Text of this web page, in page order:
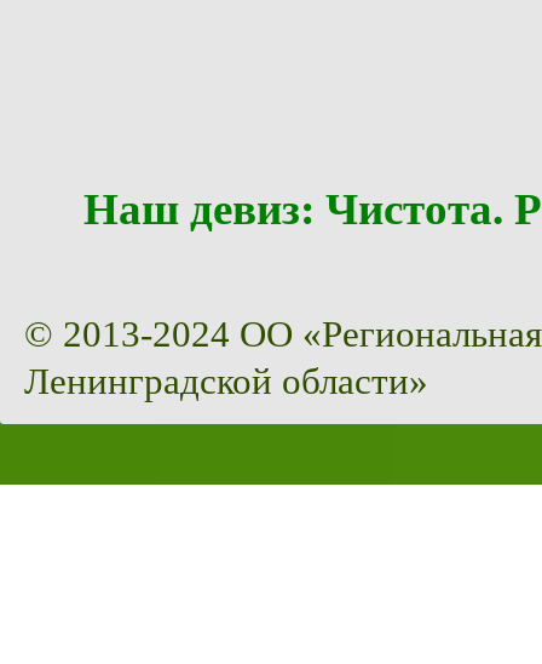
Наш девиз:
© 2013-2024 ОО
Ленинградской области»